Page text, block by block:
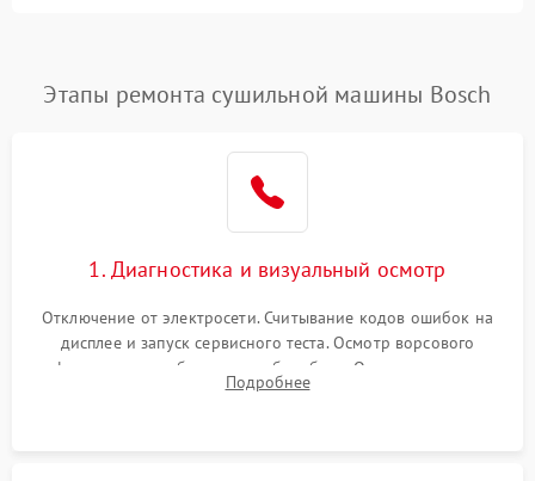
1500 ₽
Зависает программа 1500 ₽ Подробнее →
Ошибка на дисплее 1290 ₽ Подробнее →
Этапы ремонта сушильной машины Bosch
1. Диагностика и визуальный осмотр
Отключение от электросети. Считывание кодов ошибок на
дисплее и запуск сервисного теста. Осмотр ворсового
фильтра, теплообменника и барабана. Опрос клиента о
неисправностях (не сушит, не крутит барабан, сильно шумит
Подробнее